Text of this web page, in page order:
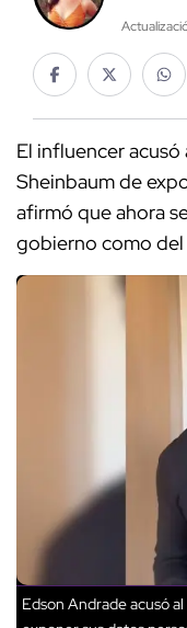
El influencer
Sheinbaum de
afirmó que ahora
gobierno como del
Edson Andrade acusó